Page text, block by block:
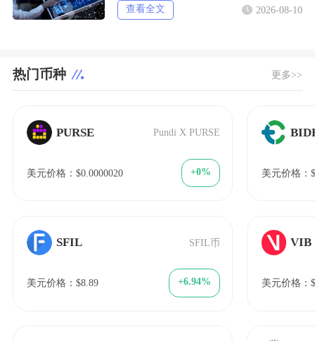
查看全文 2026-08-10
热门币种 更多>>
PURSE Pundi X PURSE
美元价格：$0.0000020 +0%
SFIL SFIL币
美元价格：$8.89 +6.94%
美元价格：
VIB
美元价格：